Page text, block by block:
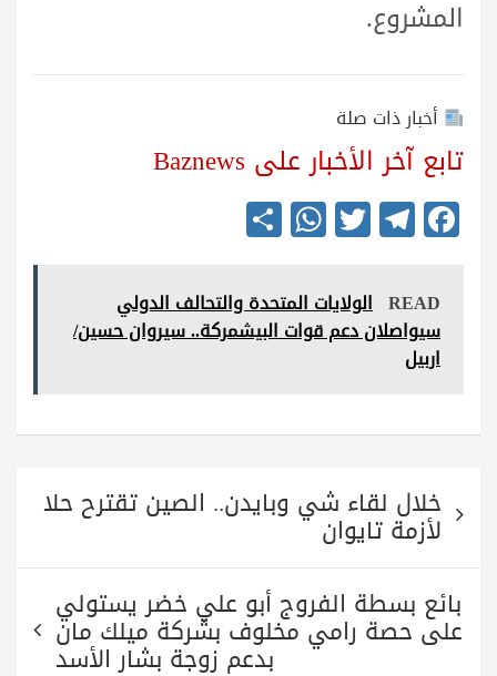
المشروع.
أخبار ذات صلة
تابع آخر الأخبار على Baznews
Fa
ce
bo
ok
Te
le
gr
a
m
T
wi
tte
r
W
ha
ts
A
pp
re READ الولايات المتحدة والتحالف الدولي
سيواصلان دعم قوات البيشمركة.. سيروان حسين/
اربيل
تصفّح
المقالات
خلال لقاء شي وبايدن.. الصين تقترح حلا
لأزمة تايوان
بائع بسطة الفروج أبو علي خضر يستولي
على حصة رامي مخلوف بشركة ميلك مان
بدعم زوجة بشار الأسد